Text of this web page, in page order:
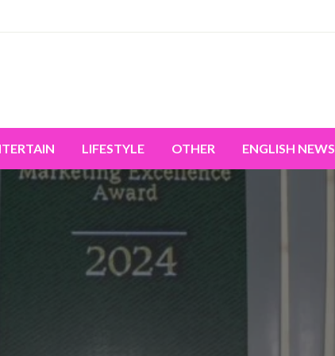
LIFESTYLE OTHER ENGLISH NEWS